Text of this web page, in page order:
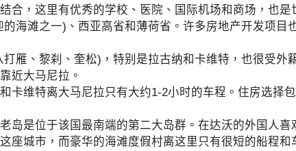
，这里有优秀的学校、医院、国际机场和商场，也是
海滩之一)、西亚高省和薄荷省。许多房地产开发项目
、黎刹、奎松)，特别是拉古纳和卡维特，也很受外
近大马尼拉。
维特离大马尼拉只有大约1-2小时的车程。住房选择
是位于该国最南端的第二大岛群。在达沃的外国人喜
座城市，而豪华的海滩度假村离这里只有很短的船程和